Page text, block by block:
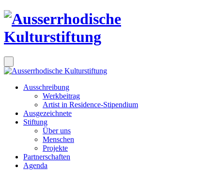
Ausschreibung
Werkbeitrag
Artist in Residence-Stipendium
Ausgezeichnete
Stiftung
Über uns
Menschen
Projekte
Partnerschaften
Agenda